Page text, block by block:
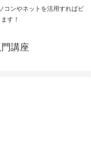
コンやネットを活用すればビ
す！
講座